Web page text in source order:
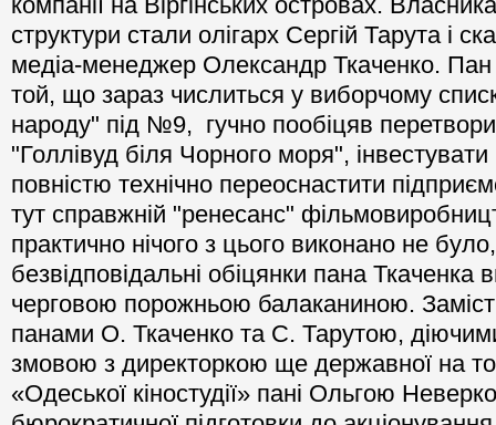
структури стали олігарх Сергій Тарута і
медіа-менеджер Олександр Ткаченко.
той, що зараз числиться у виборчому
народу" під №9, гучно пообіцяв
"Голлівуд біля Чорного моря",
повністю технічно переоснастити
тут справжній "ренесанс"
практично нічого з цього виконано не було,
безвідповідальні обіцянки пана Ткаченка
черговою порожньою балаканиною. Замість
панами О. Ткаченко та С. Тарутою,
змовою з директоркою ще державної на
«Одеської кіностудії» пані Ольгою